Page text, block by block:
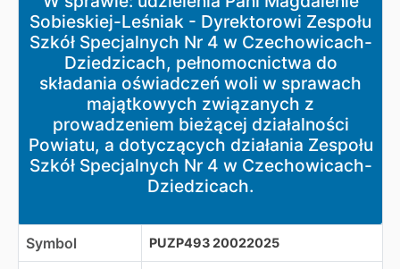
Sobieskiej-Leśniak - Dyrektorowi Zespołu
Szkół Specjalnych Nr 4 w Czechowicach-
Dziedzicach, pełnomocnictwa do
składania oświadczeń woli w sprawach
majątkowych związanych z
prowadzeniem bieżącej działalności
Powiatu, a dotyczących działania Zespołu
Szkół Specjalnych Nr 4 w Czechowicach-
Dziedzicach.
Symbol PUZP493 20022025